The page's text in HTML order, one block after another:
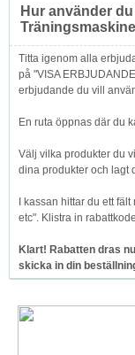
Hur använder
Titta igenom alla
på "VISA
erbjudande du vill
En ruta öppnas där du
Välj vilka produkter du
dina produkter och lagt
I kassan hittar du ett
etc". Klistra in
Klart! Rabatten dras
skicka in din